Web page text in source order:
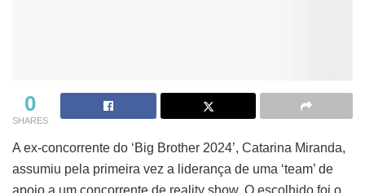
0
SHARES
A ex-concorrente do ‘Big Brother 2024’, Catarina Miranda,
assumiu pela primeira vez a liderança de uma ‘team’ de
apoio a um concorrente de reality show. O escolhido foi o